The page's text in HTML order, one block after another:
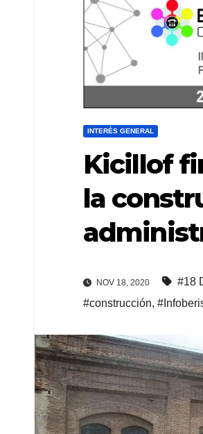
INTERÉS GENERAL
Kicillof
la
NOV 18, 2020 #18
#construcción,